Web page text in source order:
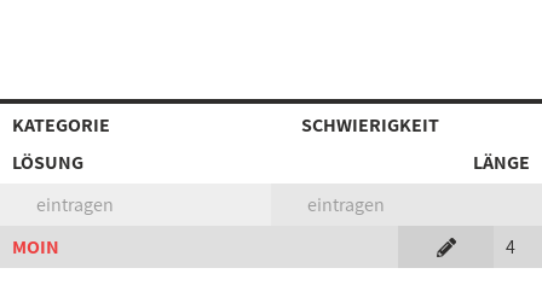
KATEGORIE
SCHWIERIGKEIT
LÖSUNG
LÄNGE
eintragen
eintragen
MOIN
4